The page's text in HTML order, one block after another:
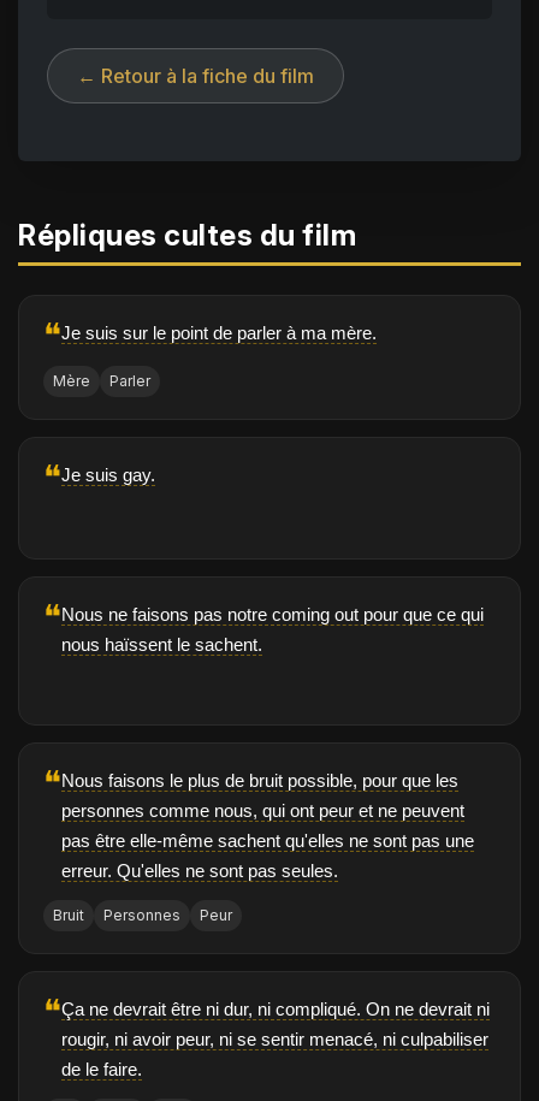
← Retour à la fiche du film
Répliques cultes du film
❝Je suis sur le point de parler à ma mère.
Mère Parler
❝Je suis gay.
❝Nous ne faisons pas notre coming out pour que ce qui
nous haïssent le sachent.
❝Nous faisons le plus de bruit possible, pour que les
personnes comme nous, qui ont peur et ne peuvent
pas être elle-même sachent qu'elles ne sont pas une
erreur. Qu'elles ne sont pas seules.
Bruit Personnes Peur
❝Ça ne devrait être ni dur, ni compliqué. On ne devrait ni
rougir, ni avoir peur, ni se sentir menacé, ni culpabiliser
de le faire.